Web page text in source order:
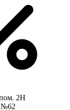
2Н
№62